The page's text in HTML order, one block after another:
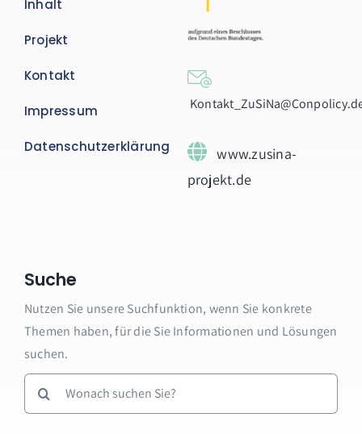
Inhalt
Projekt
Kontakt
Impressum
Datenschutzerklärung
www.zusina-
projekt.de
Suche
Nutzen Sie unsere Suchfunktion, wenn Sie konkrete
Themen haben, für die Sie Informationen und Lösungen
suchen.
Suche
nach: